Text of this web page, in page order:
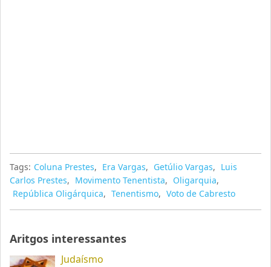
Tags: Coluna Prestes, Era Vargas, Getúlio Vargas, Luis
Carlos Prestes, Movimento Tenentista, Oligarquia,
República Oligárquica, Tenentismo, Voto de Cabresto
Aritgos interessantes
Judaísmo